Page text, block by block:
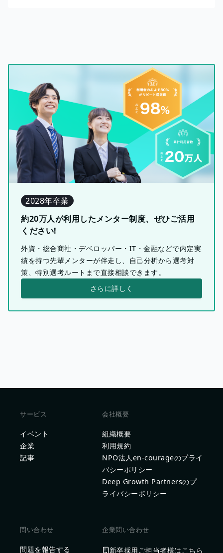
2028年卒業
約20万人が利用したメンター制度、ぜひご活用
ください!
外資・総合商社・デベロッパー・IT・金融などで内定実
績を持つ先輩メンターが伴走し、自己分析から選考対
策、特別選考ルートまで直接相談できます。
さらに詳しく
サービス
イベント
企業
記事
会社概要
組織概要
利用規約
NPO法人en-courageのプライ
バシーポリシー
Deep Growth Partnersのプ
ライバシーポリシー
問い合わせ
問題を報告する
企業問い合わせ
新卒採用ご担当者様はこちら